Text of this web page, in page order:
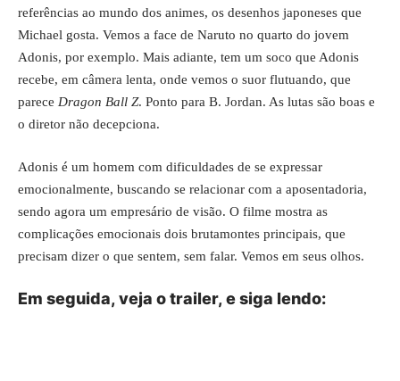
referências ao mundo dos animes, os desenhos japoneses que
Michael gosta. Vemos a face de Naruto no quarto do jovem
Adonis, por exemplo. Mais adiante, tem um soco que Adonis
recebe, em câmera lenta, onde vemos o suor flutuando, que
parece Dragon Ball Z. Ponto para B. Jordan. As lutas são boas e
o diretor não decepciona.
Adonis é um homem com dificuldades de se expressar
emocionalmente, buscando se relacionar com a aposentadoria,
sendo agora um empresário de visão. O filme mostra as
complicações emocionais dois brutamontes principais, que
precisam dizer o que sentem, sem falar. Vemos em seus olhos.
Em seguida, veja o trailer, e siga lendo: